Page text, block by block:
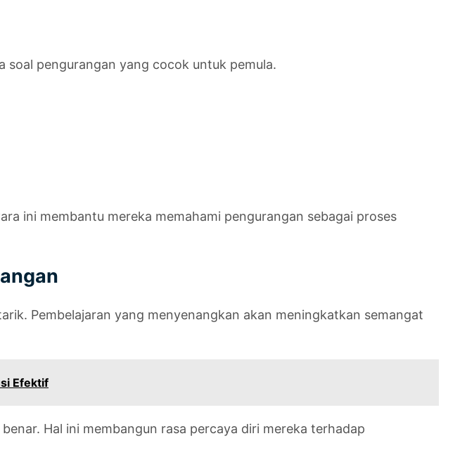
soal pengurangan yang cocok untuk pemula.
ini membantu mereka memahami pengurangan sebagai proses
Pembelajaran yang menyenangkan akan meningkatkan semangat
Efektif
Hal ini membangun rasa percaya diri mereka terhadap